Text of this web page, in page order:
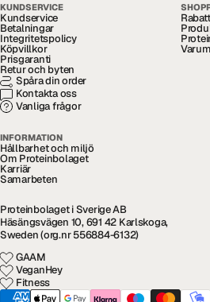
KUNDSERVICE
Kundservice
Betalningar
Integritetspolicy
Köpvillkor
Prisgaranti
Retur och byten
Spåra din order
Kontakta oss
Vanliga frågor
INFORMATION
Hållbarhet och miljö
Om Proteinbolaget
Karriär
Samarbeten
Proteinbolaget i Sverige AB
Häsängsvägen 10, 691 42 Karlskoga,
Sweden (org.nr 556884-6132)
GAAM
VeganHey
Fitness